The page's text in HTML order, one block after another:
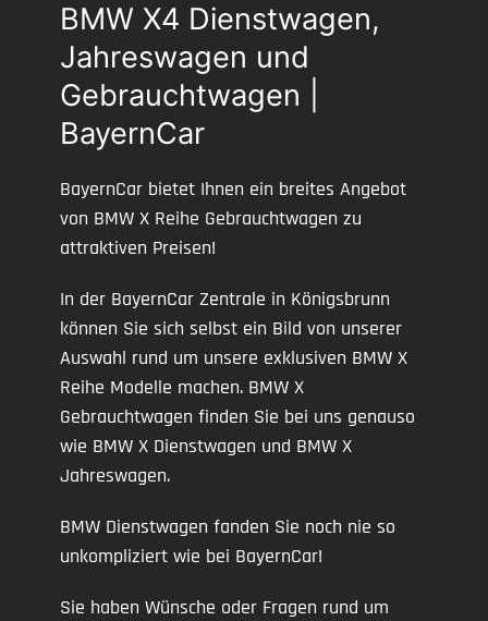
BMW X4 Dienstwagen,
Jahreswagen und
Gebrauchtwagen |
BayernCar
BayernCar bietet Ihnen ein breites Angebot
von BMW X Reihe Gebrauchtwagen zu
attraktiven Preisen!
In der BayernCar Zentrale in Königsbrunn
können Sie sich selbst ein Bild von unserer
Auswahl rund um unsere exklusiven BMW X
Reihe Modelle machen. BMW X
Gebrauchtwagen finden Sie bei uns genauso
wie BMW X Dienstwagen und BMW X
Jahreswagen.
BMW Dienstwagen fanden Sie noch nie so
unkompliziert wie bei BayernCar!
Sie haben Wünsche oder Fragen rund um